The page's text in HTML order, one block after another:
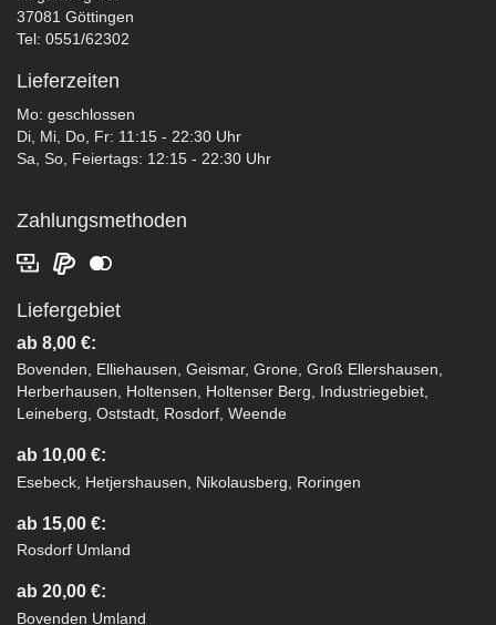
37081 Göttingen
Tel: 0551/62302
Lieferzeiten
Mo: geschlossen
Di, Mi, Do, Fr: 11:15 - 22:30 Uhr
Sa, So, Feiertags: 12:15 - 22:30 Uhr
Zahlungsmethoden
Liefergebiet
ab 8,00 €:
Bovenden, Elliehausen, Geismar, Grone, Groß Ellershausen,
Herberhausen, Holtensen, Holtenser Berg, Industriegebiet,
Leineberg, Oststadt, Rosdorf, Weende
ab 10,00 €:
Esebeck, Hetjershausen, Nikolausberg, Roringen
ab 15,00 €:
Rosdorf Umland
ab 20,00 €:
Bovenden Umland